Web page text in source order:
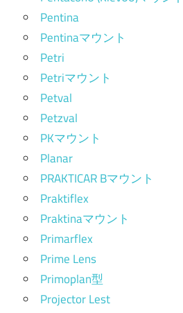
Pentina
Pentinaマウント
Petri
Petriマウント
Petval
Petzval
PKマウント
Planar
PRAKTICAR Bマウント
Praktiflex
Praktinaマウント
Primarflex
Prime Lens
Primoplan型
Projector Lest